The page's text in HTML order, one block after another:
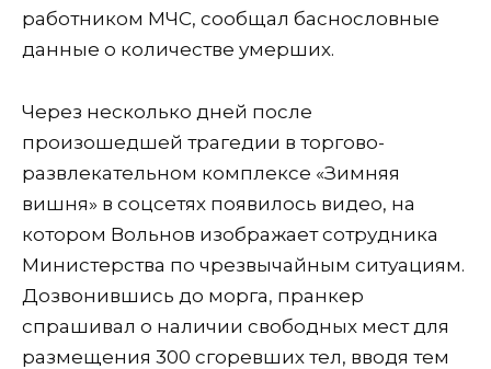
работником МЧС, сообщал баснословные
данные о количестве умерших.
Через несколько дней после
произошедшей трагедии в торгово-
развлекательном комплексе «Зимняя
вишня» в соцсетях появилось видео, на
котором Вольнов изображает сотрудника
Министерства по чрезвычайным ситуациям.
Дозвонившись до морга, пранкер
спрашивал о наличии свободных мест для
размещения 300 сгоревших тел, вводя тем